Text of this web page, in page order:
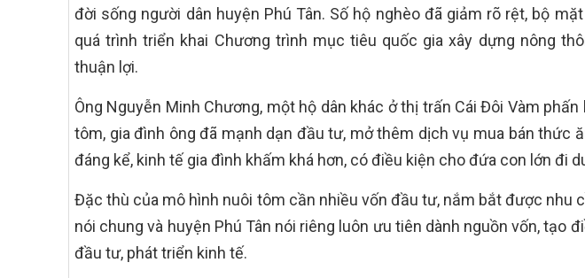
đời sống người dân huyện Phú Tân. Số hộ nghèo đã giảm rõ rệt, bộ
quá trình triển khai Chương trình mục tiêu quốc gia xây dựng nông
thuận lợi.
Ông Nguyễn Minh Chương, một hộ dân khác ở thị trấn Cái Đôi Vàm
tôm, gia đình ông đã mạnh dạn đầu tư, mở thêm dịch vụ mua bán thức
đáng kể, kinh tế gia đình khấm khá hơn, có điều kiện cho đứa con lớn đi
Đặc thù của mô hình nuôi tôm cần nhiều vốn đầu tư, nắm bắt được nhu
nói chung và huyện Phú Tân nói riêng luôn ưu tiên dành nguồn vốn, tạo
đầu tư, phát triển kinh tế.